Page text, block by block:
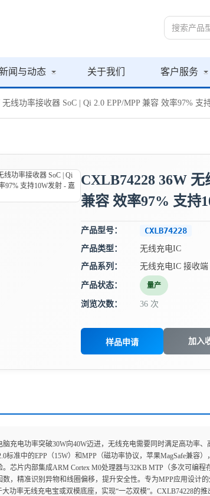
闻与动态 关于我们 客户服务
无线功率接收器 SoC | Qi 2.0 EPP/MPP 兼容 效率97% 支
CXLB74228 36W
兼容 效率97% 支持
产品型号： CXLB74228
产品类型：
无线充电IC
产品系列：
无线充电IC 接收端
产品状态： 量产
浏览次数： 36 次
样品申请 加入
脑充电功率突破30W向40W迈进，无线充电需要同时满足高功率
标准中的EPP（15W）和MPP（磁功率协议，苹果MagSafe兼
芯片内部集成ARM Cortex M0处理器与32KB MTP（多次可编
数，精准识别异物和线圈偏移，提升安全性。专为MPP应用设计
功率无线充电宝或双模底座，实现“一芯双模”。CXLB74228的